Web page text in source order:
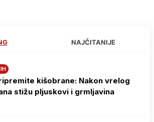
NAJČITANIJE
kišobrane: Nakon vrelog
stižu pljuskovi i grmljavina